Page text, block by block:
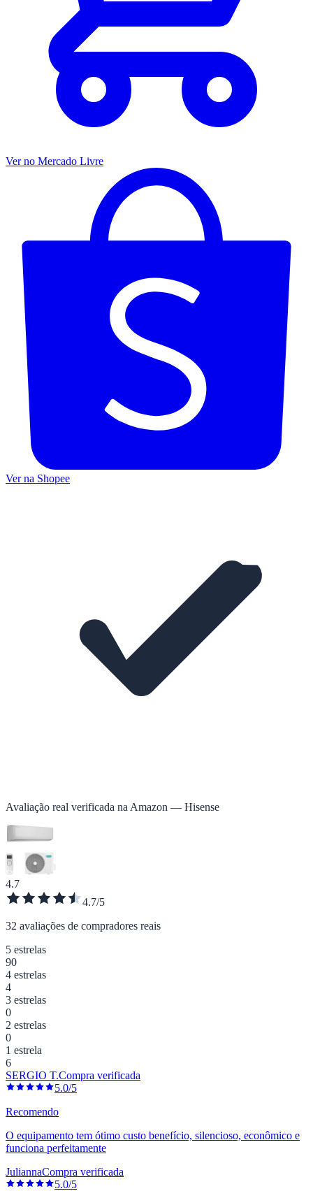
Ver no Mercado Livre
Ver na Shopee
Avaliação real verificada na Amazon — Hisense
4.7
4.7/5
32 avaliações de compradores reais
5 estrelas
90
4 estrelas
4
3 estrelas
0
2 estrelas
0
1 estrela
6
SERGIO T.Compra verificada
5.0/5
Recomendo
O equipamento tem ótimo custo benefício, silencioso, econômico e
funciona perfeitamente
JuliannaCompra verificada
5.0/5